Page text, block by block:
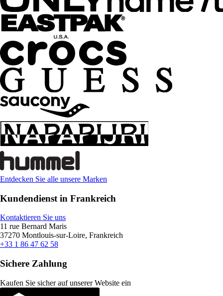
Entdecken Sie alle unsere Marken
Kundendienst in Frankreich
Kontaktieren Sie uns
11 rue Bernard Maris
37270 Montlouis-sur-Loire, Frankreich
+33 1 86 47 62 58
Sichere Zahlung
Kaufen Sie sicher auf unserer Website ein